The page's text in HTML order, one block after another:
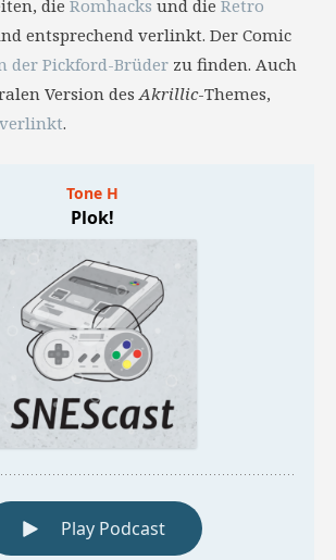
die Romhacks und die Retro
entsprechend verlinkt. Der Comic
der Pickford-Brüder zu finden. Auch
Version desAkrillic-Themes,
verlinkt.